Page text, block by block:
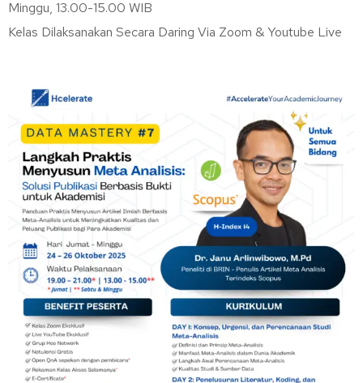
Minggu, 13.00-15.00 WIB
Kelas Dilaksanakan Secara Daring Via Zoom & Youtube Live